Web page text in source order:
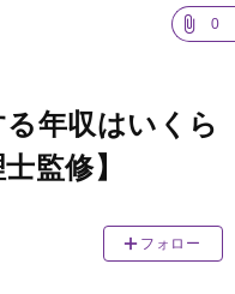
0
年収はいくら
監修】
フォロー